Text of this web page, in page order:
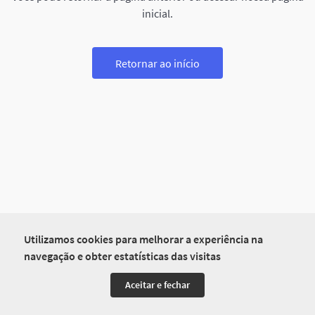
Utilizamos cookies para melhorar a experiência na
navegação e obter estatísticas das visitas
Aceitar e fechar
inicial.
Retornar ao início